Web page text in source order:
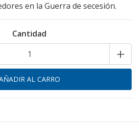
en la Guerra de secesión.
Cantidad
+